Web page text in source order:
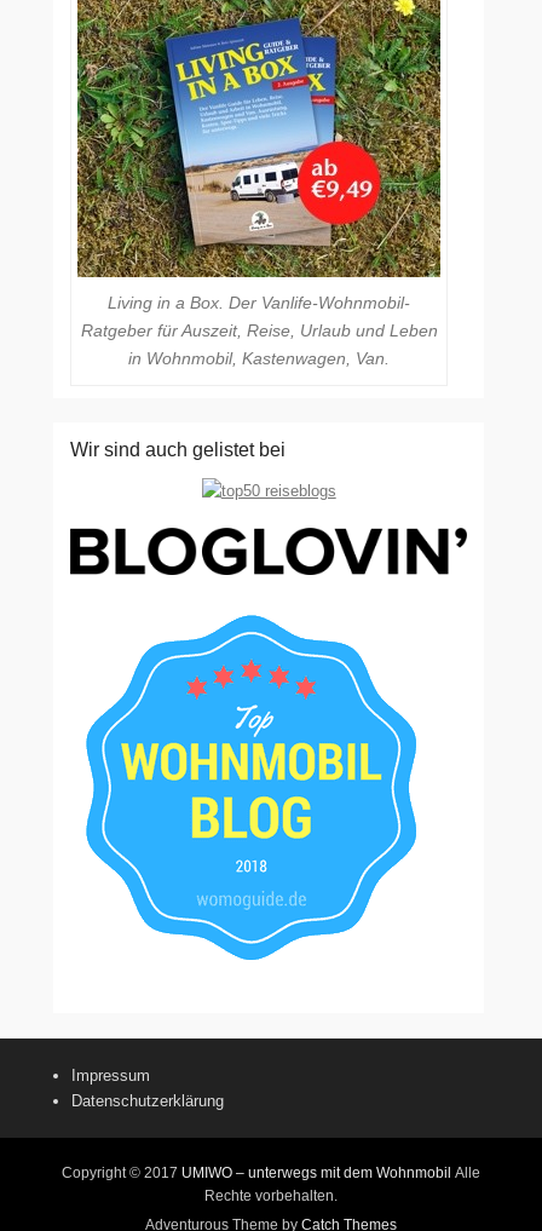
Living in a Box. Der Vanlife-Wohnmobil-
Ratgeber für Auszeit, Reise, Urlaub und Leben
in Wohnmobil, Kastenwagen, Van.
Wir sind auch gelistet bei
Impressum
Datenschutzerklärung
Copyright © 2017 UMIWO – unterwegs mit dem Wohnmobil Alle
Rechte vorbehalten.
Adventurous Theme by Catch Themes